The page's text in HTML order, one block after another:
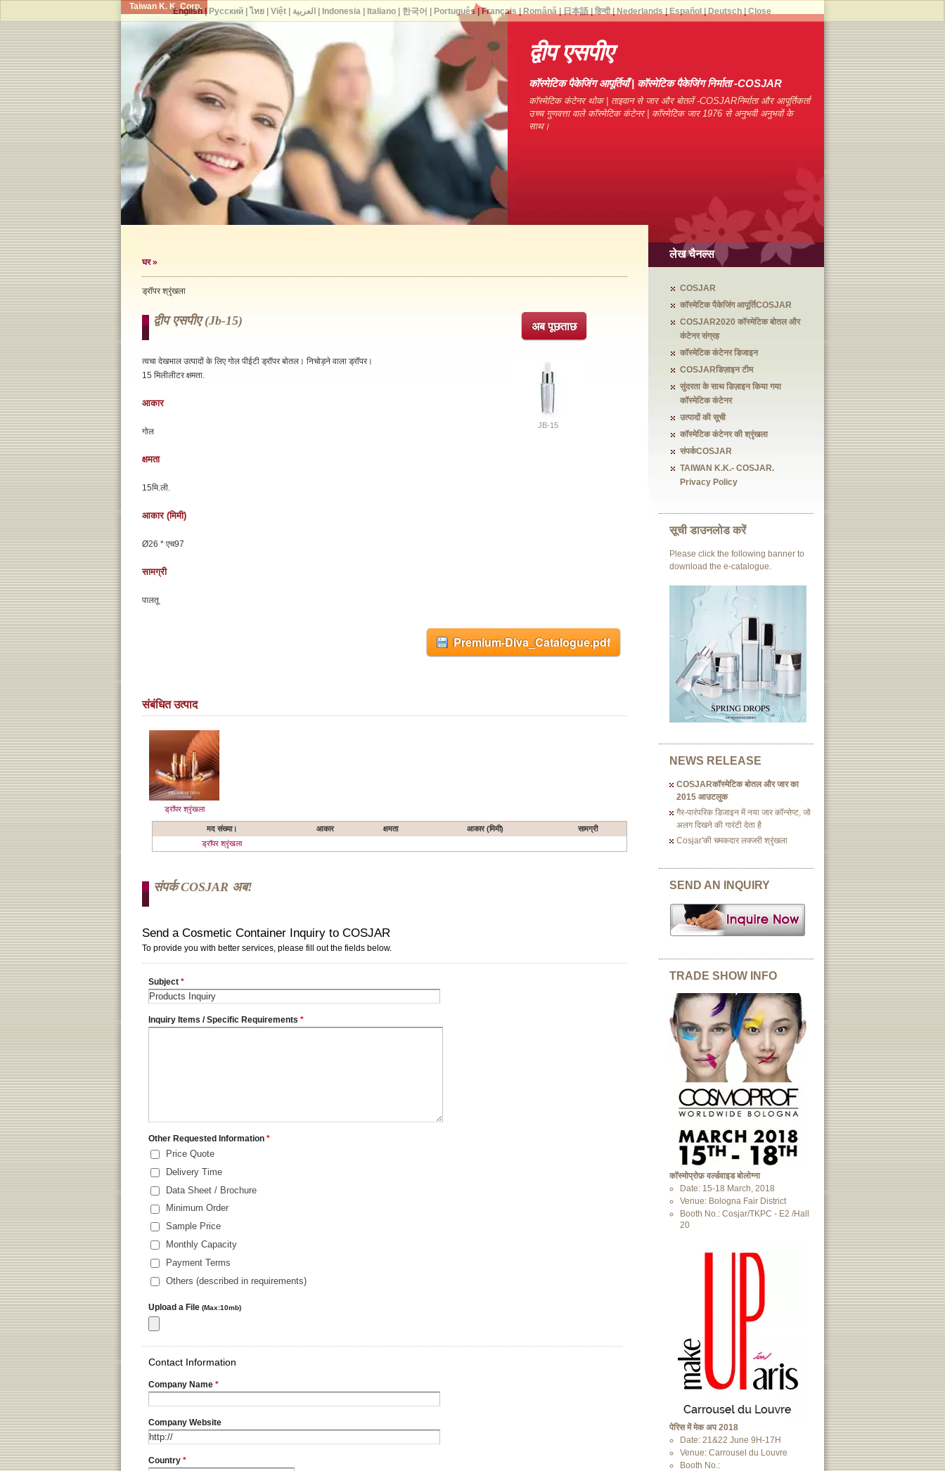
Taiwan K. K. Corp.
द्वीप एसपीए
कॉस्मेटिक पैकेजिंग आपूर्तियाँ | कॉस्मेटिक पैकेजिंग निर्माता -COSJAR
कॉस्मेटिक कंटेनर थोक | ताइवान से जार और बोतलें -COSJARनिर्माता और आपूर्तिकर्ता
उच्च गुणवत्ता वाले कॉस्मेटिक कंटेनर | कॉस्मेटिक जार 1976 से अनुभवी अनुभवों के
साथ।
घर»
ड्रॉपर श्रृंखला
अब पूछताछ
द्वीप एसपीए (jb-15)
JB-15
त्वचा देखभाल उत्पादों के लिए गोल पीईटी ड्रॉपर बोतल। निचोड़ने वाला ड्रॉपर।
15 मिलीलीटर क्षमता.
आकार
गोल
क्षमता
15मि.ली.
आकार (मिमी)
Ø26 * एच97
सामग्री
पालतू
Premium-Diva_Catalogue.pdf
संबंधित उत्पाद
ड्रॉपर श्रृंखला
मद संख्या। आकार क्षमता आकार (मिमी)
सामग्री
ड्रॉपर श्रृंखला
संपर्क COSJAR अब!
लेख चैनल्स
COSJAR
कॉस्मेटिक पैकेजिंग आपूर्तिCOSJAR
COSJAR2020 कॉस्मेटिक बोतल और
कंटेनर संग्रह
कॉस्मेटिक कंटेनर डिजाइन
COSJARडिज़ाइन टीम
सुंदरता के साथ डिज़ाइन किया गया
कॉस्मेटिक कंटेनर
उत्पादों की सूची
कॉस्मेटिक कंटेनर की श्रृंखला
संपर्कCOSJAR
TAIWAN K.K.- COSJAR.
Privacy Policy
सूची डाउनलोड करें
Please click the following banner to
download the e-catalogue.
NEWS RELEASE
COSJARकॉस्मेटिक बोतल और जार का
2015 आउटलुक
गैर-पारंपरिक डिजाइन में नया जार कॉन्सेप्ट, जो
अलग दिखने की गारंटी देता है
Cosjar'की चमकदार लक्जरी श्रृंखला
SEND AN INQUIRY
TRADE SHOW INFO
कॉस्मोप्रोफ़ वर्ल्डवाइड बोलोग्ना
Date: 15-18 March, 2018
Venue: Bologna Fair District
Booth No.: Cosjar/TKPC - E2 /Hall
20
पेरिस में मेक अप 2018
Date: 21&22 June 9H-17H
Venue: Carrousel du Louvre
Booth No.:
English| Русский| ไทย| Việt| العربية Indonesia| Italiano| 한국어 Português Français Română| 日本語| हिन्दी| Nederlands Español Deutsch| Close